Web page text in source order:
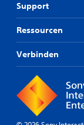
Support
Ressourcen
Verbinden